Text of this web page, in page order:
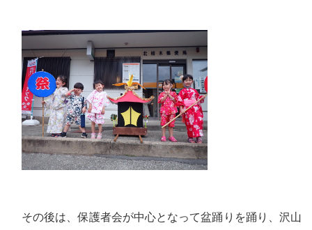
その後は、保護者会が中心となって盆踊りを踊り、沢山